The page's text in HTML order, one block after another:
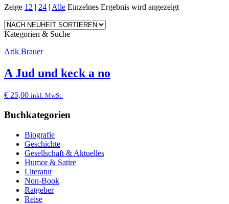
Zeige 12 | 24 | Alle Einzelnes Ergebnis wird angezeigt
Kategorien & Suche
Arik Brauer
A Jud und keck a no
€ 25,00 inkl. MwSt.
Buchkategorien
Biografie
Geschichte
Gesellschaft & Aktuelles
Humor & Satire
Literatur
Non-Book
Ratgeber
Reise